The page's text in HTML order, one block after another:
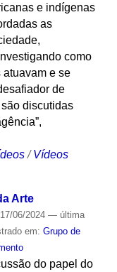
e indígenas
as
como
e se
de
discutidas
/Vídeos
Arte
06/2024 — última
em: Grupo de
do papel do